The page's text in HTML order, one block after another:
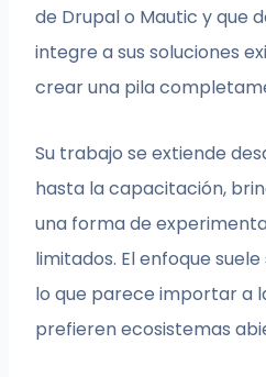
de Drupal o Mautic y que
integre a sus soluciones
crear una pila
Su trabajo se extiende
hasta la capacitación,
una forma de
limitados. El enfoque
lo que parece importar a
prefieren ecosistemas